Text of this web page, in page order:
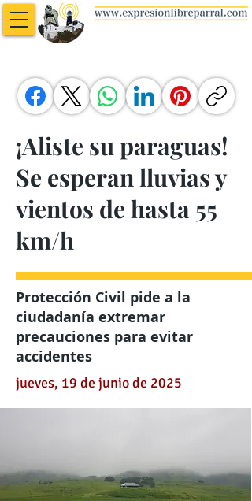
¡Aliste su paraguas!
Se esperan lluvias y
vientos de hasta 55
km/h
Protección Civil pide a la
ciudadanía extremar
precauciones para evitar
accidentes
jueves, 19 de junio de 2025